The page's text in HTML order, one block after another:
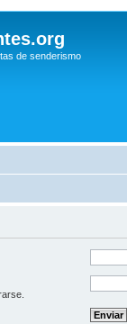
de senderismo